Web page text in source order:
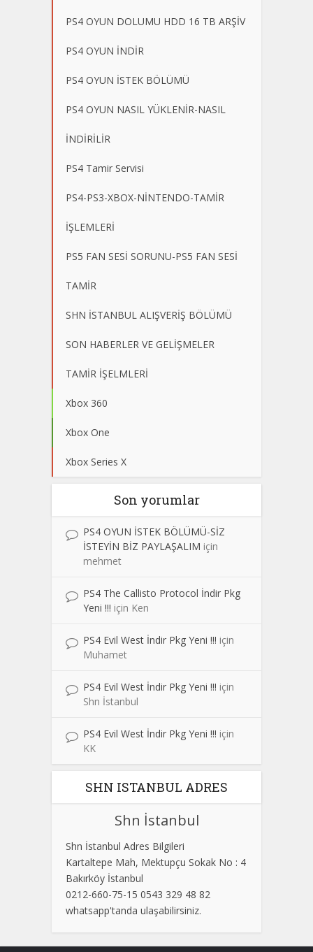
PS4 OYUN DOLUMU HDD 16 TB ARŞİV
PS4 OYUN İNDİR
PS4 OYUN İSTEK BÖLÜMÜ
PS4 OYUN NASIL YÜKLENİR-NASIL
İNDİRİLİR
PS4 Tamir Servisi
PS4-PS3-XBOX-NİNTENDO-TAMİR
İŞLEMLERİ
PS5 FAN SESİ SORUNU-PS5 FAN SESİ
TAMİR
SHN İSTANBUL ALIŞVERİŞ BÖLÜMÜ
SON HABERLER VE GELİŞMELER
TAMİR İŞELMLERİ
Xbox 360
Xbox One
Xbox Series X
Son yorumlar
PS4 OYUN İSTEK BÖLÜMÜ-SİZ
İSTEYİN BİZ PAYLAŞALIM için
mehmet
PS4 The Callisto Protocol İndir Pkg
Yeni !!! için Ken
PS4 Evil West İndir Pkg Yeni !!! için
Muhamet
PS4 Evil West İndir Pkg Yeni !!! için
Shn İstanbul
PS4 Evil West İndir Pkg Yeni !!! için
KK
SHN ISTANBUL ADRES
Shn İstanbul
Shn İstanbul Adres Bilgileri
Kartaltepe Mah, Mektupçu Sokak No : 4
Bakırköy İstanbul
0212-660-75-15 0543 329 48 82
whatsapp'tanda ulaşabilirsiniz.